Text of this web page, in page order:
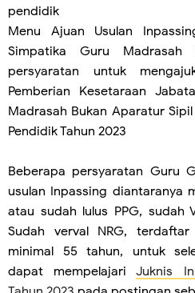
pendidik
Menu Ajuan Usulan
Simpatika Guru Madrasah
persyaratan untuk
Pemberian Kesetaraan
Madrasah Bukan Aparatur
Pendidik Tahun 2023
Beberapa persyaratan Guru
usulan Inpassing diantaranya
atau sudah lulus PPG, sudah
Sudah verval NRG,
minimal 55 tahun, untuk
dapat mempelajariJuknis